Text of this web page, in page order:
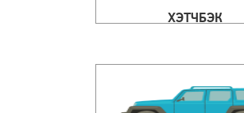
ХЭТЧБЭК